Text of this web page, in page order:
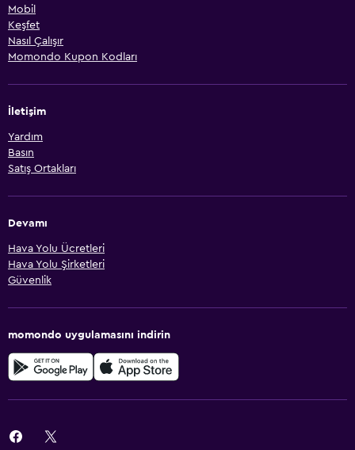
Mobil
Keşfet
Nasıl Çalışır
Momondo Kupon Kodları
İletişim
Yardım
Basın
Satış Ortakları
Devamı
Hava Yolu Ücretleri
Hava Yolu Şirketleri
Güvenlik
momondo uygulamasını indirin